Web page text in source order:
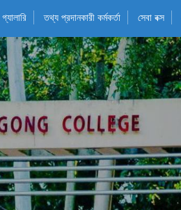
গ্যালারি তথ্য প্রদানকারী কর্মকর্তা সেবা বক্স